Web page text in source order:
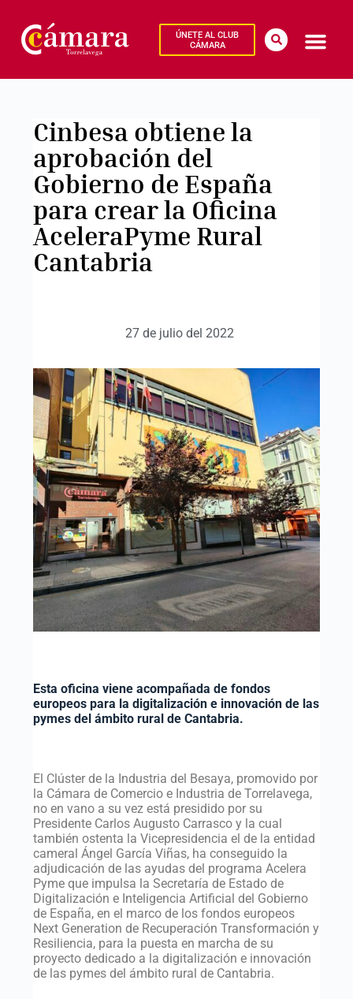
ÚNETE AL CLUB
CÁMARA
Cinbesa obtiene la
aprobación del
Gobierno de España
para crear la Oficina
AceleraPyme Rural
Cantabria
27 de julio del 2022
Esta oficina viene acompañada de fondos
europeos para la digitalización e innovación de las
pymes del ámbito rural de Cantabria.
El Clúster de la Industria del Besaya, promovido por
la Cámara de Comercio e Industria de Torrelavega,
no en vano a su vez está presidido por su
Presidente Carlos Augusto Carrasco y la cual
también ostenta la Vicepresidencia el de la entidad
cameral Ángel García Viñas, ha conseguido la
adjudicación de las ayudas del programa Acelera
Pyme que impulsa la Secretaría de Estado de
Digitalización e Inteligencia Artificial del Gobierno
de España, en el marco de los fondos europeos
Next Generation de Recuperación Transformación y
Resiliencia, para la puesta en marcha de su
proyecto dedicado a la digitalización e innovación
de las pymes del ámbito rural de Cantabria.